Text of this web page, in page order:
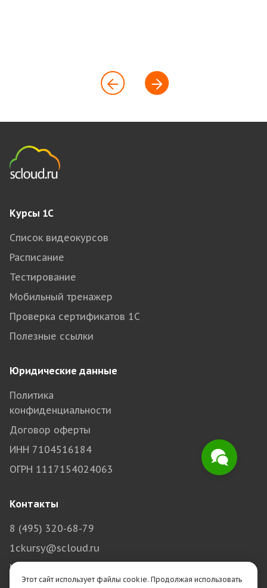
Курсы 1С
Список видеокурсов
Расписание
Тестирование
Мобильный тренажер
Проверка сертификатов 1С
Полезные ссылки
Юридические данные
Политика
конфиденциальности
Договор оферты
ИНН 7104516184
ОГРН 1117154024063
Контакты
8 (495) 320-68-79
1ckursy@scloud.ru
Москва, Авиамоторная, 69
Этот сайт использует файлы cookie. Продолжая использовать